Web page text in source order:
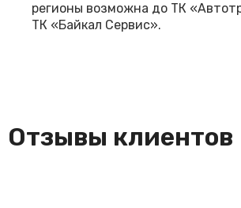
регионы возможна до ТК
ТК «Байкал Сервис».
Отзывы клиентов